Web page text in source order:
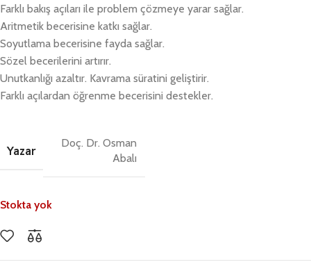
Farklı bakış açıları ile problem çözmeye yarar sağlar.
Aritmetik becerisine katkı sağlar.
Soyutlama becerisine fayda sağlar.
Sözel becerilerini artırır.
Unutkanlığı azaltır. Kavrama süratini geliştirir.
Farklı açılardan öğrenme becerisini destekler. ​
Yazar
Doç. Dr. Osman
Abalı
Stokta yok